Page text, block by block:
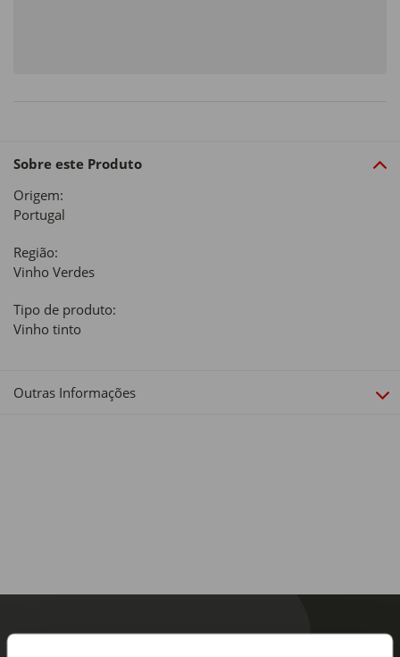
Sobre este Produto
Origem:
Portugal
Região:
Vinho Verdes
Tipo de produto:
Vinho tinto
Outras Informações